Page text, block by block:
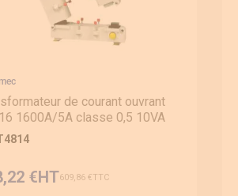
de courant ouvrant
1600A/5A classe 0,5 10VA
609,86 €
€